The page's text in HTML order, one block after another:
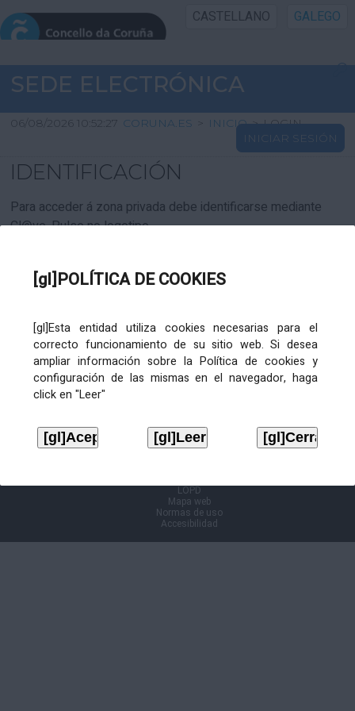
[gl]POLÍTICA DE COOKIES
[gl]Esta entidad utiliza cookies necesarias para el
correcto funcionamiento de su sitio web. Si desea
ampliar información sobre la Política de cookies y
configuración de las mismas en el navegador, haga
click en "Leer"
CASTELLANO GALEGO
INICIO SEDE
INICIO
INFORMACIÓN PÚBLICA
CARTAFOL CIDADÁN
SEDE ELECTRÓNICA
06/08/2026 10:52:27 CORUNA.ES > INICIO > LOGIN
INICIAR SESIÓN
IDENTIFICACIÓN
Para acceder á zona privada debe identificarse mediante
Cl@ve. Pulse no logotipo
LOPD
Mapa web
Normas de uso
Accesibilidad